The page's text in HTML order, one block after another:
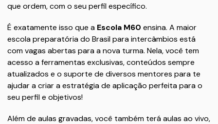
que ordem, com o seu perfil específico.
É exatamente isso que a Escola M60 ensina. A maior
escola preparatória do Brasil para intercâmbios está
com vagas abertas para a nova turma. Nela, você tem
acesso a ferramentas exclusivas, conteúdos sempre
atualizados e o suporte de diversos mentores para te
ajudar a criar a estratégia de aplicação perfeita para o
seu perfil e objetivos!
Além de aulas gravadas, você também terá aulas ao vivo,